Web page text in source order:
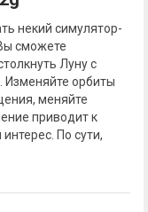
некий симулятор-
сможете
Луну с
орбиты
меняйте
приводит к
По сути,